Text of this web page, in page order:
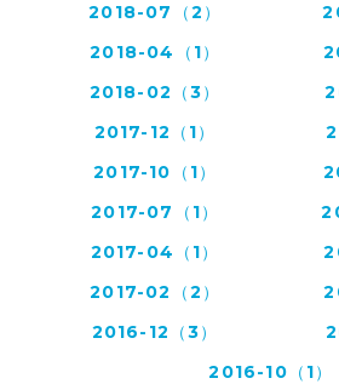
2018-07（2）
2018-04（1）
2018-02（3）
2017-12（1）
2017-10（1）
2017-07（1）
2017-04（1）
2017-02（2）
2016-12（3）
2016-10（1）